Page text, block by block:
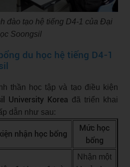
đào tạo hệ tiếng D4-1 của Đại
Soongsil
du học hệ tiếng D4-1
thần học tập và tạo điều kiện
University Korea đã triển khai
dẫn như sau:
nhận học bổng
Mức học
bổng
Nhận một